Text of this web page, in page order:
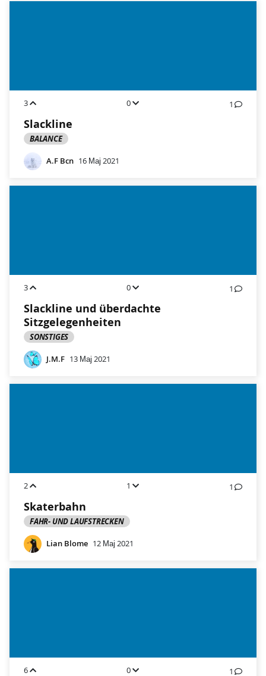
3 0 1
Slackline
BALANCE
A.F Bcn 16 Мај 2021
3 0 1
Slackline und überdachte
Sitzgelegenheiten
SONSTIGES
J.M.F 13 Мај 2021
2 1 1
Skaterbahn
FAHR- UND LAUFSTRECKEN
Lian Blome 12 Мај 2021
6 0 1